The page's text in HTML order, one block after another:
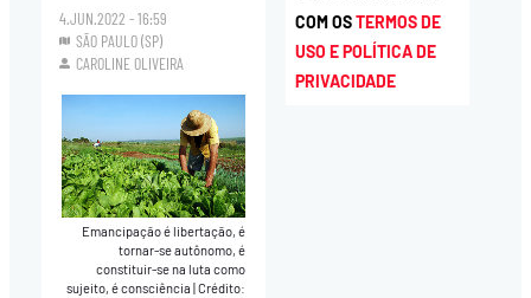
4.JUN.2022 - 16:59
SÃO PAULO (SP)
CAROLINE OLIVEIRA
Emancipação é libertação, é
tornar-se autônomo, é
constituir-se na luta como
sujeito, é consciência Crédito:
COM OSTERMOS DE
USO E POLÍTICA DE
PRIVACIDADE